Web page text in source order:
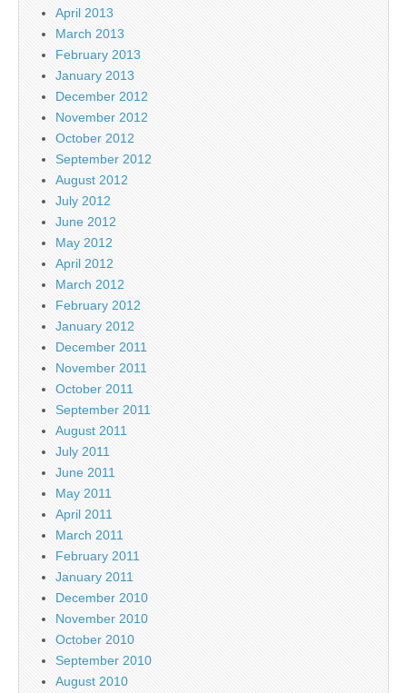
April 2013
March 2013
February 2013
January 2013
December 2012
November 2012
October 2012
September 2012
August 2012
July 2012
June 2012
May 2012
April 2012
March 2012
February 2012
January 2012
December 2011
November 2011
October 2011
September 2011
August 2011
July 2011
June 2011
May 2011
April 2011
March 2011
February 2011
January 2011
December 2010
November 2010
October 2010
September 2010
August 2010